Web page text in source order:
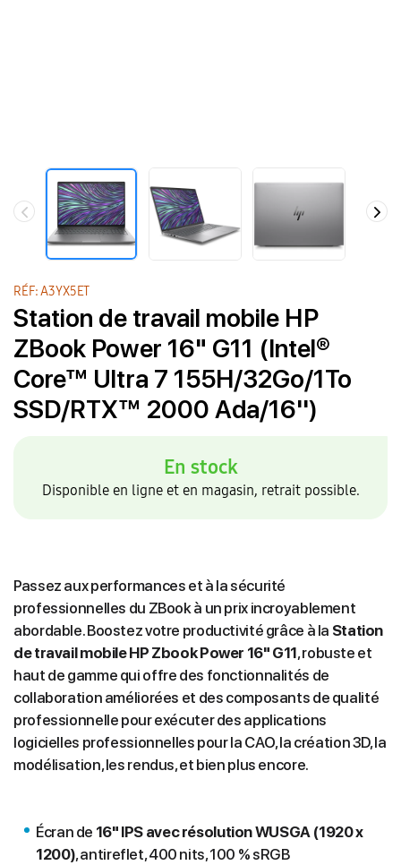
RÉF: A3YX5ET
Station de travail mobile HP
ZBook Power 16" G11 (Intel®
Core™ Ultra 7 155H/32Go/1To
SSD/RTX™ 2000 Ada/16'')
En stock
Disponible en ligne et en magasin, retrait possible.
Passez aux performances et à la sécurité
professionnelles du ZBook à un prix incroyablement
abordable. Boostez votre productivité grâce à la Station
de travail mobile HP Zbook Power 16" G11, robuste et
haut de gamme qui offre des fonctionnalités de
collaboration améliorées et des composants de qualité
professionnelle pour exécuter des applications
logicielles professionnelles pour la CAO, la création 3D, la
modélisation, les rendus, et bien plus encore.
Écran de 16" IPS avec résolution WUSGA (1920 x
1200), antireflet, 400 nits, 100 % sRGB